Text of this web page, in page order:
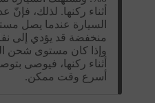
أثناء ركنها. لذلك، فإنّ
السيارة عندما يصل
منخفضة قد يؤدي إلى
أثناء ركنها، فيوصى
أسرع وقت ممكن.